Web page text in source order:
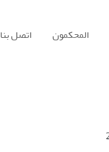
المحكمون اتصل بنا